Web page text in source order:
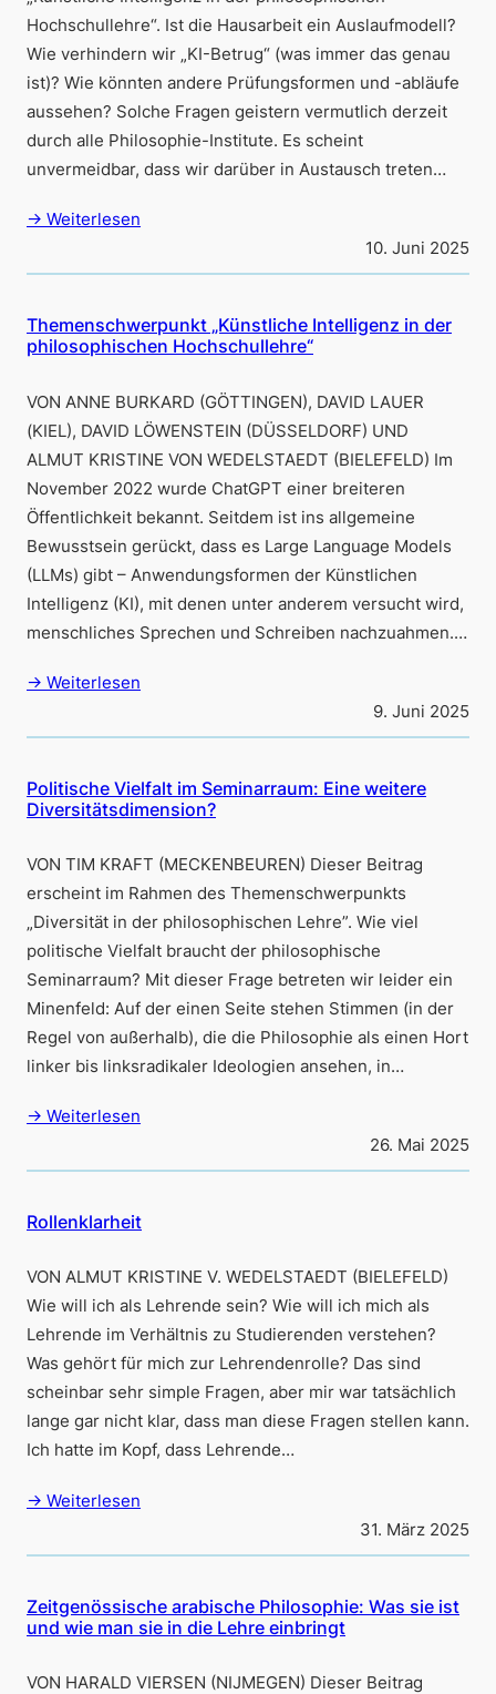
Hochschullehre“. Ist die Hausarbeit ein Auslaufmodell?
Wie verhindern wir „KI-Betrug“ (was immer das genau
ist)? Wie könnten andere Prüfungsformen und -abläufe
aussehen? Solche Fragen geistern vermutlich derzeit
durch alle Philosophie-Institute. Es scheint
unvermeidbar, dass wir darüber in Austausch treten…
→ Weiterlesen
10. Juni 2025
Themenschwerpunkt „Künstliche Intelligenz in der
philosophischen Hochschullehre“
VON ANNE BURKARD (GÖTTINGEN), DAVID LAUER
(KIEL), DAVID LÖWENSTEIN (DÜSSELDORF) UND
ALMUT KRISTINE VON WEDELSTAEDT (BIELEFELD) Im
November 2022 wurde ChatGPT einer breiteren
Öffentlichkeit bekannt. Seitdem ist ins allgemeine
Bewusstsein gerückt, dass es Large Language Models
(LLMs) gibt – Anwendungsformen der Künstlichen
Intelligenz (KI), mit denen unter anderem versucht wird,
menschliches Sprechen und Schreiben nachzuahmen.…
→ Weiterlesen
9. Juni 2025
Politische Vielfalt im Seminarraum: Eine weitere
Diversitätsdimension?
VON TIM KRAFT (MECKENBEUREN) Dieser Beitrag
erscheint im Rahmen des Themenschwerpunkts
„Diversität in der philosophischen Lehre”. Wie viel
politische Vielfalt braucht der philosophische
Seminarraum? Mit dieser Frage betreten wir leider ein
Minenfeld: Auf der einen Seite stehen Stimmen (in der
Regel von außerhalb), die die Philosophie als einen Hort
linker bis linksradikaler Ideologien ansehen, in…
→ Weiterlesen
26. Mai 2025
Rollenklarheit
VON ALMUT KRISTINE V. WEDELSTAEDT (BIELEFELD)
Wie will ich als Lehrende sein? Wie will ich mich als
Lehrende im Verhältnis zu Studierenden verstehen?
Was gehört für mich zur Lehrendenrolle? Das sind
scheinbar sehr simple Fragen, aber mir war tatsächlich
lange gar nicht klar, dass man diese Fragen stellen kann.
Ich hatte im Kopf, dass Lehrende…
→ Weiterlesen
31. März 2025
Zeitgenössische arabische Philosophie: Was sie ist
und wie man sie in die Lehre einbringt
VON HARALD VIERSEN (NIJMEGEN) Dieser Beitrag